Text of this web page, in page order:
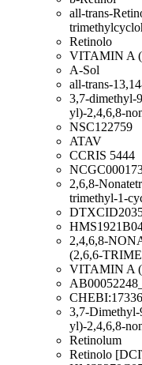
all-trans-
Retinolo
VITAMIN A
A-Sol
all-trans-
3,7-dimethyl-
yl)-2,4,6,8-
NSC122759
ATAV
CCRIS 5444
2,6,8-
trimethyl-1-
2,4,6,8-
(2,6,6-
VITAMIN A
CHEBI:17336
3,7-Dimethyl-
yl)-2,4,6,8-
Retinolum
Retinolo